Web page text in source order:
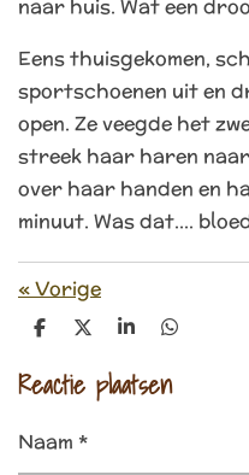
naar huis. Wat een
Eens thuisgekomen,
sportschoenen uit en
open. Ze veegde het
streek haar haren
over haar handen en
minuut. Was dat....
«Vorige
D
e
D
l
S
a
r
D
l
e
Reactie plaatsen
Naam *